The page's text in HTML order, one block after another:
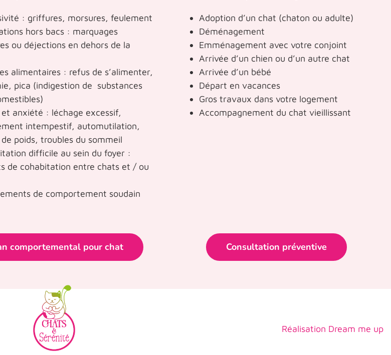
: griffures, morsures, feulement
hors bacs : marquages
ou déjections en dehors de la
alimentaires : refus de s’alimenter,
pica (indigestion de substances
et anxiété : léchage excessif,
intempestif, automutilation,
poids, troubles du sommeil
difficile au sein du foyer :
de cohabitation entre chats et / ou
de comportement soudain
Adoption d’un chat (chaton ou adulte)
Déménagement
Emménagement avec votre conjoint
Arrivée d’un chien ou d’un autre chat
Arrivée d’un bébé
Départ en vacances
Gros travaux dans votre logement
Accompagnement du chat vieillissant
comportemental pour chat Consultation préventive
Réalisation Dream me up